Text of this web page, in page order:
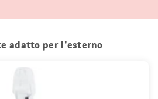
adatto per l'esterno